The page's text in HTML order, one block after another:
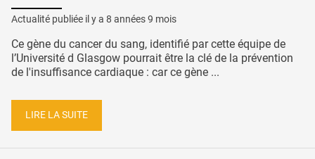
Actualité publiée il y a 8 années 9 mois
Ce gène du cancer du sang, identifié par cette équipe de
l’Université d Glasgow pourrait être la clé de la prévention
de l'insuffisance cardiaque : car ce gène ...
LIRE LA SUITE